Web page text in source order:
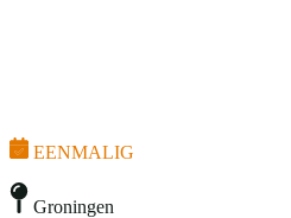
EENMALIG
Groningen